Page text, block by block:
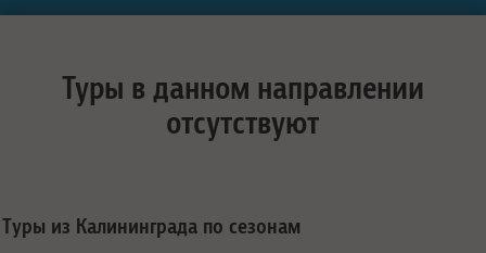
Туры в данном направлении
отсутствуют
Туры из Калининграда по сезонам